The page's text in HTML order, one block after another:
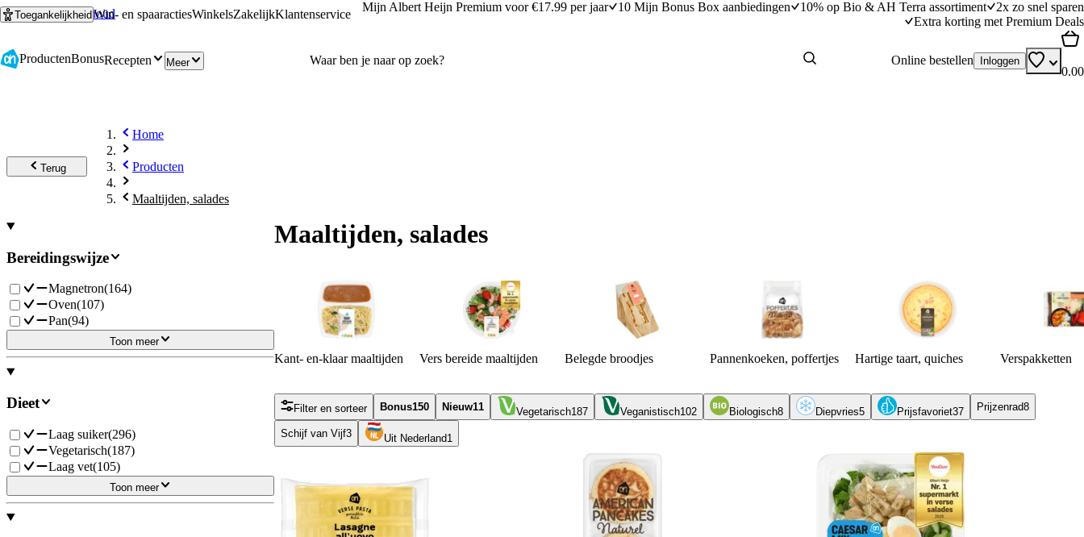
Ga naar hoofdinhoud
Ga naar zoeken
ToegankelijkheidWin- en spaaractiesWinkelsZakelijkKlantenservice
Mijn Albert Heijn Premium voor €17.99 per jaar 10 Mijn Bonus Box aanbiedingen 10% op Bio & AH Terra assortiment
2x zo snel sparen
Extra korting met Premium Deals
ProductenBonusRecepten Meer Online bestellen Inloggen
0.00
Terug
Home
Producten
Maaltijden, salades
Bereidingswijze
Magnetron(164)
Oven(107)
Pan(94)
Toon meer
Dieet
Laag suiker(296)
Vegetarisch(187)
Laag vet(105)
Toon meer
Maaltijden, salades
Kant- en-klaar maaltijden Vers bereide maaltijden Belegde broodjes Pannenkoeken, poffertjes Hartige taart, quiches Verspakketten
Filter en sorteer Bonus150 Nieuw11 Vegetarisch187 Veganistisch102 Biologisch8 Diepvries5 Prijsfavoriet37 Prijzenrad8
Schijf van Vijf3 Uit Nederland1